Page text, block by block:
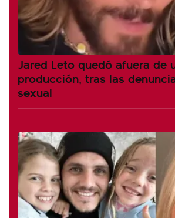
Jared Leto quedó afuera de
producción, tras las
sexual